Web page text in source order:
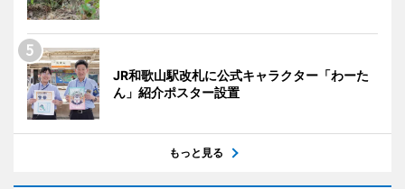
JR和歌山駅改札に公式キャラクター「わーた
ん」紹介ポスター設置
もっと見る